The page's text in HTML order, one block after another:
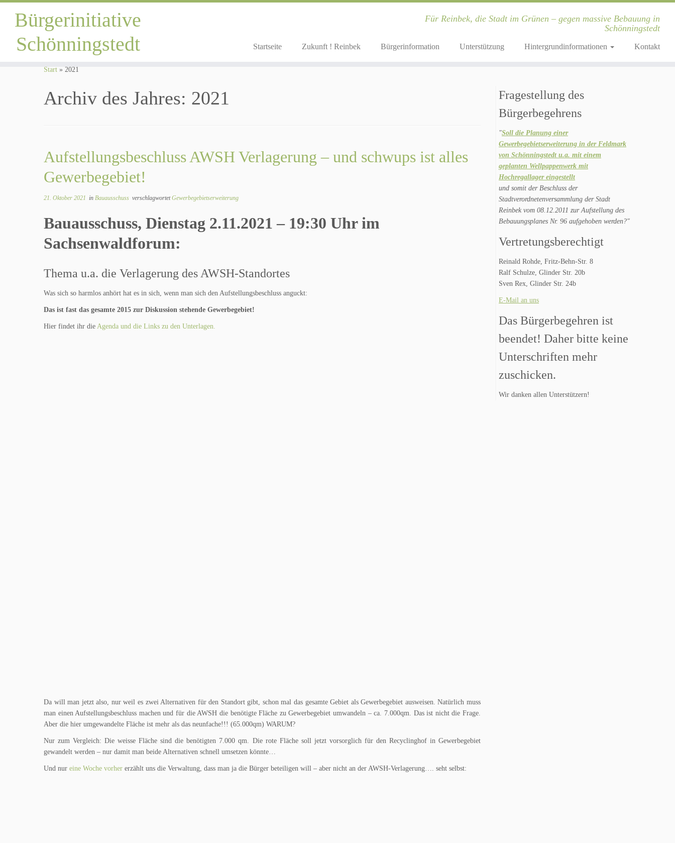
Bürgerinitiative
Schönningstedt
Für Reinbek, die Stadt im Grünen – gegen massive Bebauung in
Schönningstedt
Startseite Zukunft ! Reinbek Bürgerinformation Unterstützung Hintergrundinformationen Kontakt
Start » 2021
Archiv des Jahres: 2021
Aufstellungsbeschluss AWSH Verlagerung – und schwups ist alles
Gewerbegebiet!
21. Oktober 2021 in Bauausschuss verschlagwortetGewerbegebietserweiterung
Bauausschuss, Dienstag 2.11.2021 – 19:30 Uhr im
Sachsenwaldforum:
Thema u.a. die Verlagerung des AWSH-Standortes
Was sich so harmlos anhört hat es in sich, wenn man sich den Aufstellungsbeschluss anguckt:
Das ist fast das gesamte 2015 zur Diskussion stehende Gewerbegebiet!
Hier findet ihr die Agenda und die Links zu den Unterlagen.
Da will man jetzt also, nur weil es zwei Alternativen für den Standort gibt, schon mal das gesamte Gebiet als Gewerbegebiet ausweisen. Natürlich muss
man einen Aufstellungsbeschluss machen und für die AWSH die benötigte Fläche zu Gewerbegebiet umwandeln – ca. 7.000qm. Das ist nicht die Frage.
Aber die hier umgewandelte Fläche ist mehr als das neunfache!!! (65.000qm) WARUM?
Nur zum Vergleich: Die weisse Fläche sind die benötigten 7.000 qm. Die rote Fläche soll jetzt vorsorglich für den Recyclinghof in Gewerbegebiet
gewandelt werden – nur damit man beide Alternativen schnell umsetzen könnte…
Und nur eine Woche vorher erzählt uns die Verwaltung, dass man ja die Bürger beteiligen will – aber nicht an der AWSH-Verlagerung…. seht selbst:
Fragestellung des
Bürgerbegehrens
"Soll die Planung einer
Gewerbegebietserweiterung in der Feldmark
von Schönningstedt u.a. mit einem
geplanten Wellpappenwerk mit
Hochregallager eingestellt
und somit der Beschluss der
Stadtverordnetenversammlung der Stadt
Reinbek vom 08.12.2011 zur Aufstellung des
Bebauungsplanes Nr. 96 aufgehoben werden?"
Vertretungsberechtigt
Reinald Rohde, Fritz-Behn-Str. 8
Ralf Schulze, Glinder Str. 20b
Sven Rex, Glinder Str. 24b
E-Mail an uns
Das Bürgerbegehren ist
beendet! Daher bitte keine
Unterschriften mehr
zuschicken.
Wir danken allen Unterstützern!